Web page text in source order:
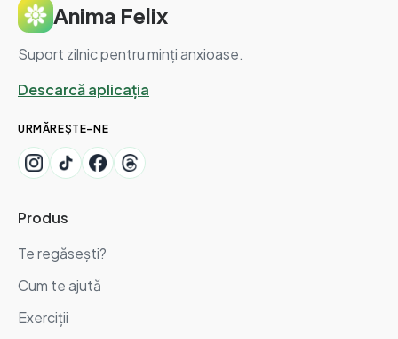
Anima Felix
Suport zilnic pentru minți anxioase.
Descarcă aplicația
URMĂREȘTE-NE
Produs
Te regăsești?
Cum te ajută
Exerciții